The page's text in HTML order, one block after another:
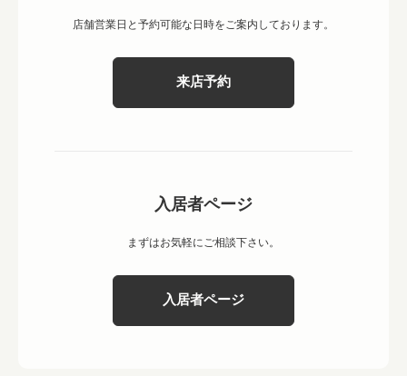
店舗営業日と予約可能な日時をご案内しております。
来店予約
入居者ページ
まずはお気軽にご相談下さい。
入居者ページ